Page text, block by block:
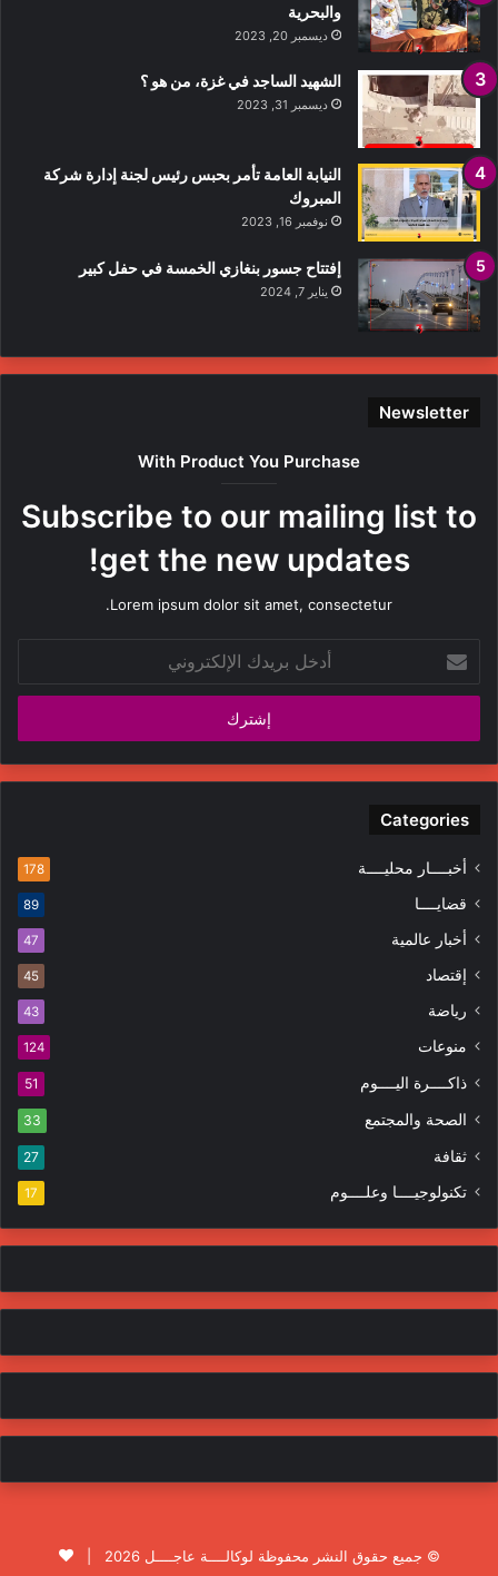
والبحرية
ديسمبر 20, 2023
الشهيد الساجد في غزة، من هو ؟
ديسمبر 31, 2023
النيابة العامة تأمر بحبس رئيس لجنة إدارة شركة
المبروك
نوفمبر 16, 2023
إفتتاح جسور بنغازي الخمسة في حفل كبير
يناير 7, 2024
Newsletter
With Product You Purchase
Subscribe to our mailing list to
get the new updates!
Lorem ipsum dolor sit amet, consectetur.
بريدك
الإلكتروني
Categories
أخبــــار محليــــة 178
قضايــــا 89
أخبار عالمية 47
إقتصاد 45
رياضة 43
منوعات 124
ذاكــــرة اليــــوم 51
الصحة والمجتمع 33
ثقافة 27
تكنولوجيــــا وعلــــوم 17
© جميع حقوق النشر محفوظة لوكالــــة عاجــــل 2026 |